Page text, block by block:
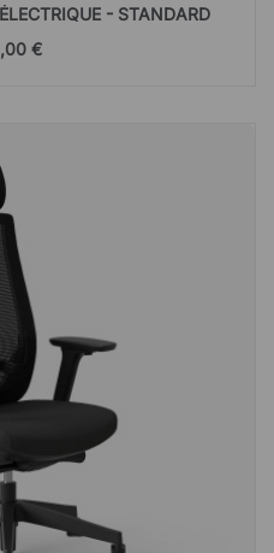
- STANDARD
€